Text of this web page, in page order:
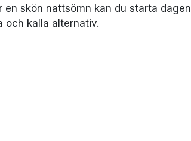
skön nattsömn kan du starta dagen
och kalla alternativ.